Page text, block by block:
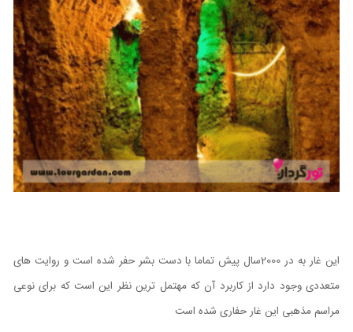
این غار به در 2000سال پیش تماما با دست بشر حفر شده است و روایت های
متعددی وجود دارد از کاربرد آن که مهتمل ترین نظر این است که برای نوعی
مراسم مذهبی این غار حفاری شده است